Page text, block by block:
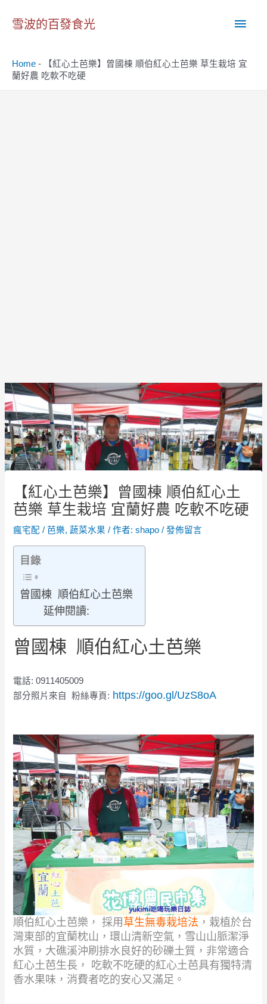
雪波的百發食光
主
Home -
【紅心土芭樂】曾國棟 順伯紅心土芭樂 草生栽培 宜
蘭好農 吃軟不吃硬
【紅心土芭樂】曾國棟 順伯紅心土
芭樂 草生栽培 宜蘭好農 吃軟不吃硬
瘋宅配 /芭樂, 蔬菜水果 / 作者:shapo/發佈留言
目錄
曾國棟 順伯紅心土芭樂
延伸閱讀:
曾國棟 順伯紅心土芭樂
電話: 0911405009
部分照片來自 粉絲專頁: https://goo.gl/UzS8oA
順伯紅心土芭樂， 採用 草生無毒栽培法 ，栽植於台
灣東部的宜蘭枕山，環山清新空氣，雪山山脈潔淨
水質，大礁溪沖刷排水良好的砂礫土質，非常適合
紅心土芭生長， 吃軟不吃硬的紅心土芭具有獨特清
香水果味，消費者吃的安心又滿足。
Post
navigation